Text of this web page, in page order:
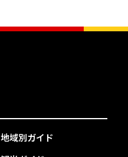
地域別ガイド